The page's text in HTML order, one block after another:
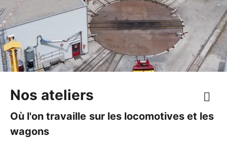
Nos ateliers
Où l'on travaille sur les locomotives et les
wagons